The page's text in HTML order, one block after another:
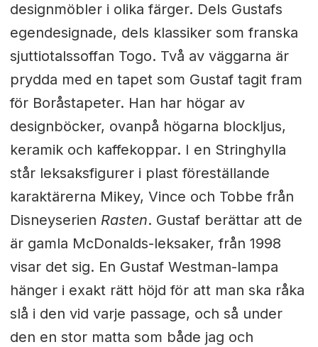
designmöbler i olika färger. Dels Gustafs
egendesignade, dels klassiker som franska
sjuttiotalssoffan Togo. Två av väggarna är
prydda med en tapet som Gustaf tagit fram
för Boråstapeter. Han har högar av
designböcker, ovanpå högarna blockljus,
keramik och kaffekoppar. I en Stringhylla
står leksaksfigurer i plast föreställande
karaktärerna Mikey, Vince och Tobbe från
Disneyserien Rasten. Gustaf berättar att de
är gamla McDonalds-leksaker, från 1998
visar det sig. En Gustaf Westman-lampa
hänger i exakt rätt höjd för att man ska råka
slå i den vid varje passage, och så under
den en stor matta som både jag och